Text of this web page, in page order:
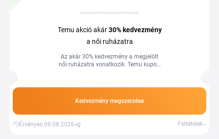
Temu akció akár30% kedvezmény
a női ruházatra
Az akár 30% kedvezmény a megjelölt
női ruházatra vonatkozik. Temu kupon
Kedvezmény megszerzése
Érvényes 09.08.2026-ig Feltételek